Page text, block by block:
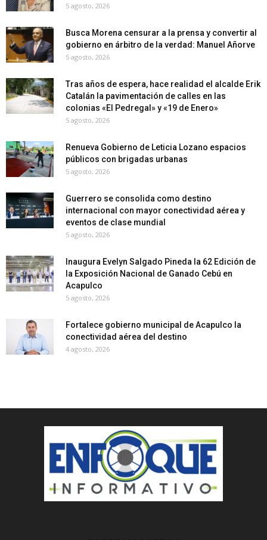
5 agosto, 2026
Busca Morena censurar a la prensa y convertir al
gobierno en árbitro de la verdad: Manuel Añorve
5 agosto, 2026
Tras años de espera, hace realidad el alcalde Erik
Catalán la pavimentación de calles en las
colonias «El Pedregal» y «19 de Enero»
5 agosto, 2026
Renueva Gobierno de Leticia Lozano espacios
públicos con brigadas urbanas
5 agosto, 2026
Guerrero se consolida como destino
internacional con mayor conectividad aérea y
eventos de clase mundial
5 agosto, 2026
Inaugura Evelyn Salgado Pineda la 62 Edición de
la Exposición Nacional de Ganado Cebú en
Acapulco
5 agosto, 2026
Fortalece gobierno municipal de Acapulco la
conectividad aérea del destino
4 agosto, 2026